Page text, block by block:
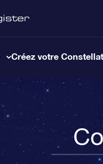
Créez votre